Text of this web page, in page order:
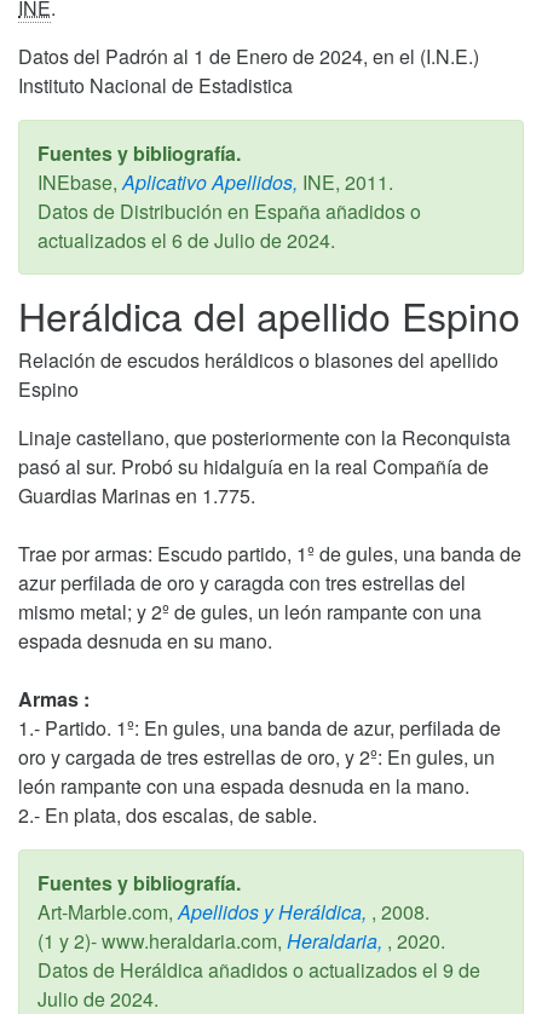
INE.
Datos del Padrón al 1 de Enero de 2024, en el (I.N.E.)
Instituto Nacional de Estadistica
Fuentes y bibliografía.
INEbase, Aplicativo Apellidos, INE, 2011.
Datos de Distribución en España añadidos o
actualizados el 6 de Julio de 2024.
Heráldica del apellido Espino
Relación de escudos heráldicos o blasones del apellido
Espino
Linaje castellano, que posteriormente con la Reconquista
pasó al sur. Probó su hidalguía en la real Compañía de
Guardias Marinas en 1.775.
Trae por armas: Escudo partido, 1º de gules, una banda de
azur perfilada de oro y caragda con tres estrellas del
mismo metal; y 2º de gules, un león rampante con una
espada desnuda en su mano.
Armas :
1.- Partido. 1º: En gules, una banda de azur, perfilada de
oro y cargada de tres estrellas de oro, y 2º: En gules, un
león rampante con una espada desnuda en la mano.
2.- En plata, dos escalas, de sable.
Fuentes y bibliografía.
Art-Marble.com, Apellidos y Heráldica, , 2008.
(1 y 2)- www.heraldaria.com, Heraldaria, , 2020.
Datos de Heráldica añadidos o actualizados el 9 de
Julio de 2024.